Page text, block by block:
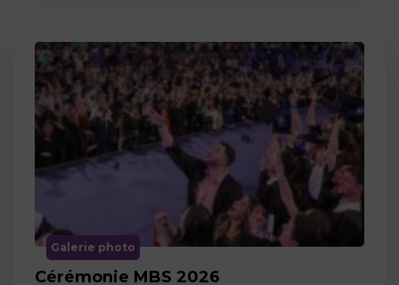
Galerie photo
Cérémonie MBS 2026